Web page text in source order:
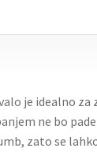
je idealno za
ne bo
zato se